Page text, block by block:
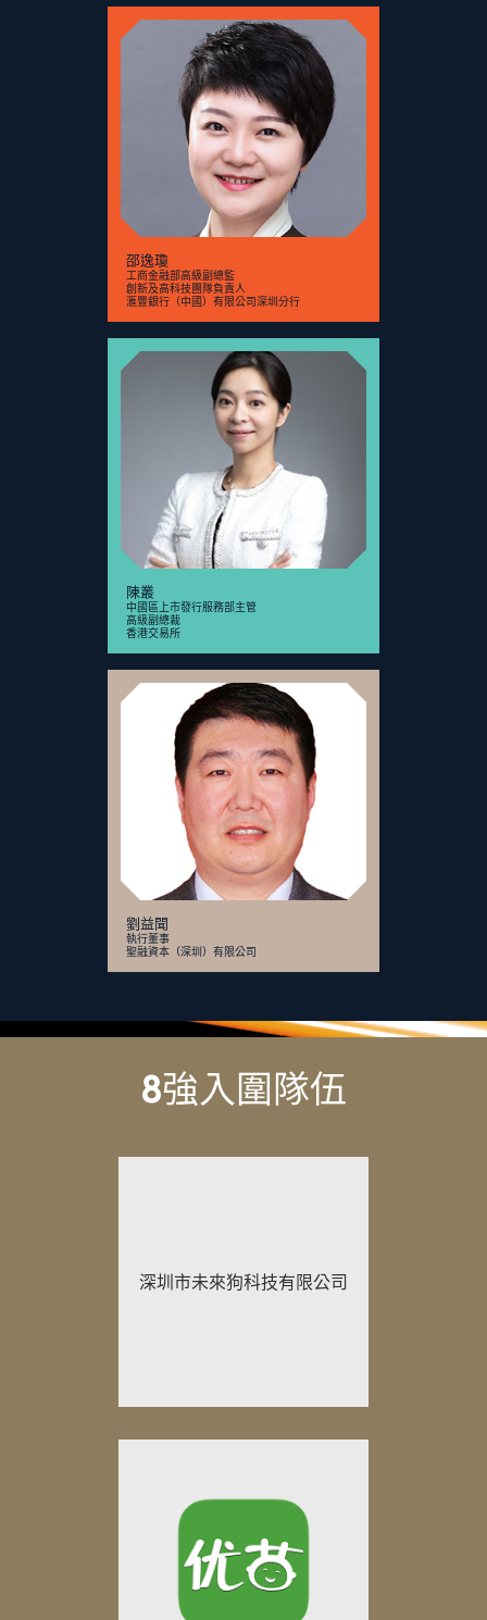
邵逸瓊
工商金融部高級副總監
創新及高科技團隊負責人
滙豐銀行（中國）有限公司深圳分行
陳叢
中國區上市發行服務部主管
高級副總裁
香港交易所
劉益聞
執行董事
聖融資本（深圳）有限公司
8強入圍隊伍
深圳市未來狗科技有限公司